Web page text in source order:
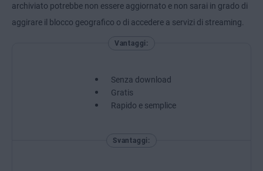
archiviato potrebbe non essere aggiornato e non sarai in grado di
aggirare il blocco geografico o di accedere a servizi di streaming.
Vantaggi:
Senza download
Gratis
Rapido e semplice
Svantaggi: